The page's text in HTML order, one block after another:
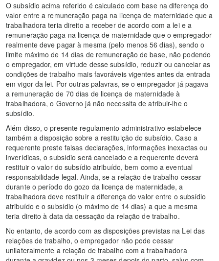
O subsídio acima referido é calculado com base na diferença do
valor entre a remuneração paga na licença de maternidade que a
trabalhadora teria direito a receber de acordo com a lei e a
remuneração paga na licença de maternidade que o empregador
realmente deve pagar à mesma (pelo menos 56 dias), sendo o
limite máximo de 14 dias de remuneração de base, não podendo
o empregador, em virtude desse subsídio, reduzir ou cancelar as
condições de trabalho mais favoráveis vigentes antes da entrada
em vigor da lei. Por outras palavras, se o empregador já pagava
a remuneração de 70 dias de licença de maternidade à
trabalhadora, o Governo já não necessita de atribuir-lhe o
subsídio.
Além disso, o presente regulamento administrativo estabelece
também a disposição sobre a restituição do subsídio. Caso a
requerente preste falsas declarações, informações inexactas ou
inverídicas, o subsídio será cancelado e a requerente deverá
restituir o valor do subsídio atribuído, bem como a eventual
responsabilidade legal. Ainda, se a relação de trabalho cessar
durante o período do gozo da licença de maternidade, a
trabalhadora deve restituir a diferença do valor entre o subsídio
atribuído e o subsídio (o máximo de 14 dias) a que a mesma
teria direito à data da cessação da relação de trabalho.
No entanto, de acordo com as disposições previstas na Lei das
relações de trabalho, o empregador não pode cessar
unilateralmente a relação de trabalho com a trabalhadora